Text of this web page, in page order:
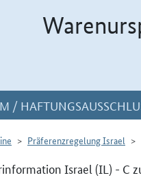
/
Präferenzregelung Israel
Israel (IL) - C